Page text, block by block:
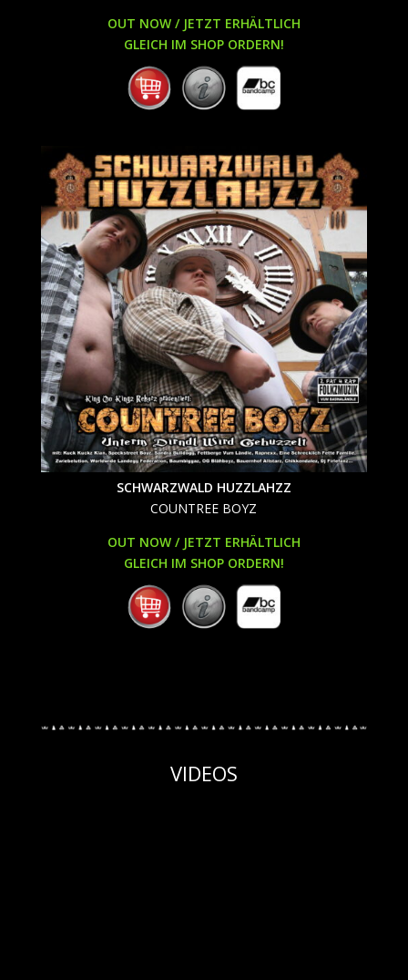
OUT NOW / JETZT ERHÄLTLICH
GLEICH IM SHOP ORDERN!
SCHWARZWALD HUZZLAHZZ
COUNTREE BOYZ
OUT NOW / JETZT ERHÄLTLICH
GLEICH IM SHOP ORDERN!
VIDEOS